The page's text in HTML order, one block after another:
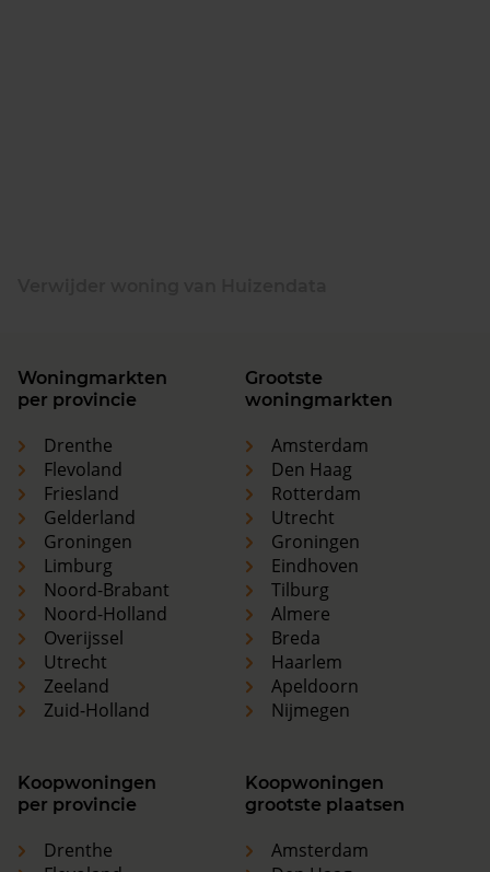
Woningmarkten
per provincie
Drenthe
Flevoland
Friesland
Gelderland
Groningen
Limburg
Noord-Brabant
Noord-Holland
Overijssel
Utrecht
Zeeland
Zuid-Holland
Grootste
woningmarkten
Amsterdam
Den Haag
Rotterdam
Utrecht
Groningen
Eindhoven
Tilburg
Almere
Breda
Haarlem
Apeldoorn
Nijmegen
Koopwoningen
per provincie
Drenthe
Koopwoningen
grootste plaatsen
Amsterdam